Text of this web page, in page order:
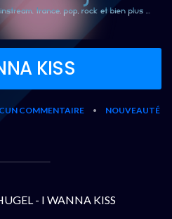
KISS
COMMENTAIRE •
NOUVEAUTÉ
- I WANNA KISS